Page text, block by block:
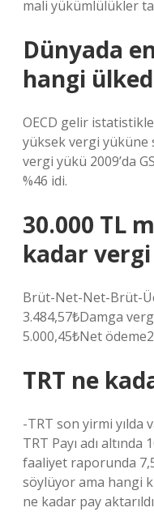
mali yükümlülükler
Dünyada
hangi
OECD gelir
yüksek vergi yüküne
vergi yükü 2009’da
%46 idi.
30.000 TL
kadar
Brüt-Net-Net-Brüt-
3.484,57₺Damga
5.000,45₺Net
TRT ne
-TRT son yirmi yılda
TRT Payı adı
faaliyet raporunda
söylüyor ama hangi
ne kadar pay